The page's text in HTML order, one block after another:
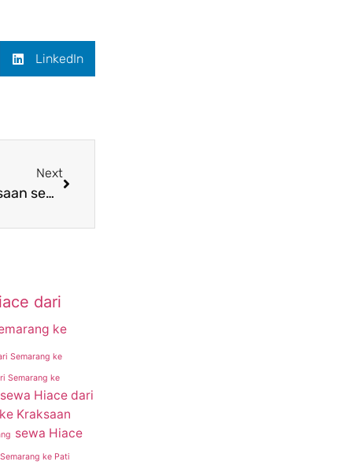
LinkedIn
Next
Tren penyewaan Hiace dari Semarang ke Kraksaan semakin meningkat
dari
ke
Semarang ke
Semarang ke
sewa Hiace dari
Kraksaan
sewa Hiace
ke Pati